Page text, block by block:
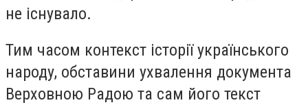
не існувало.
Тим часом контекст історії українського
народу, обставини ухвалення документа
Верховною Радою та сам його текст